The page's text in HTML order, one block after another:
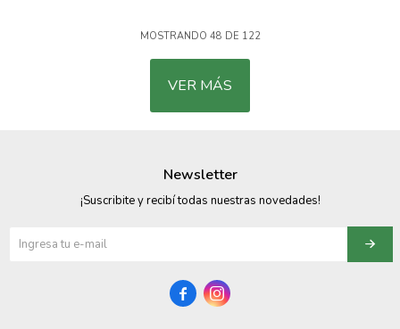
MOSTRANDO 48 DE 122
VER MÁS
Newsletter
¡Suscribite y recibí todas nuestras novedades!
 